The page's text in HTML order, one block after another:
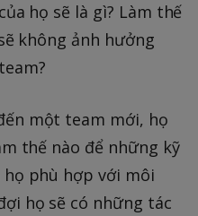
họ sẽ là gì? Làm thế
không ảnh hưởng
một team mới, họ
thế nào để những kỹ
họ phù hợp với môi
họ sẽ có những tác